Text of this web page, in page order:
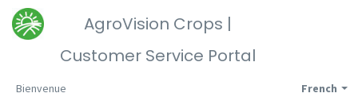
AgroVision Crops |
Customer Service Portal
French
Bienvenue